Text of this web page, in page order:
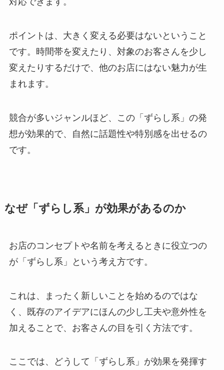
ポイントは、大きく変える必要はないということ
です。時間帯を変えたり、対象のお客さんを少し
変えたりするだけで、他のお店にはない魅力が生
まれます。
競合が多いジャンルほど、この「ずらし系」の発
想が効果的で、自然に話題性や特別感を出せるの
です。
なぜ「ずらし系」が効果があるのか
お店のコンセプトや名前を考えるときに役立つの
が「ずらし系」という考え方です。
これは、まったく新しいことを始めるのではな
く、既存のアイデアにほんの少し工夫や意外性を
加えることで、お客さんの目を引く方法です。
ここでは、どうして「ずらし系」が効果を発揮す